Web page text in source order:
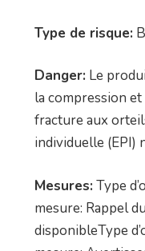
Type de risque:
Danger: Le
la compression
fracture aux
individuelle (EPI)
Mesures: Type
mesure: Rappel
disponibleType